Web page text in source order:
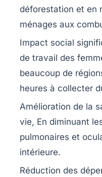
déforestation et en
ménages aux
Impact social
de travail des
beaucoup de
heures à collecter
Amélioration de la
vie, En diminuant
pulmonaires et
intérieure.
Réduction des